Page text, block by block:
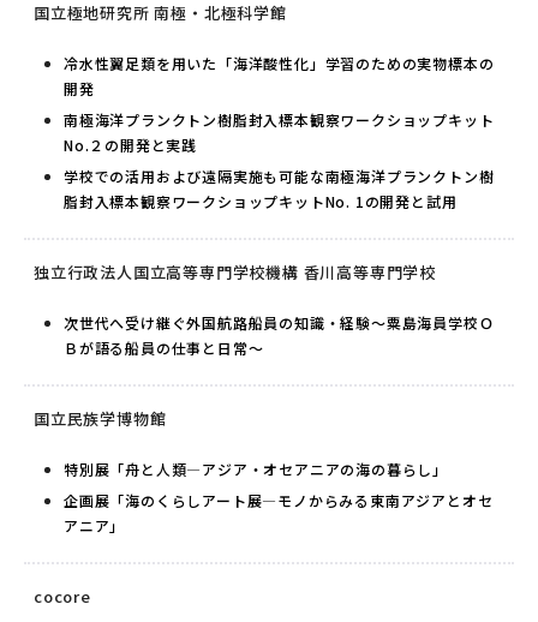
国立極地研究所 南極・北極科学館
冷水性翼足類を用いた「海洋酸性化」学習のための実物標本の
開発
南極海洋プランクトン樹脂封入標本観察ワークショップキット
No.２の開発と実践
学校での活用および遠隔実施も可能な南極海洋プランクトン樹
脂封入標本観察ワークショップキットNo. 1の開発と試用
独立行政法人国立高等専門学校機構 香川高等専門学校
次世代へ受け継ぐ外国航路船員の知識・経験～粟島海員学校Ｏ
Ｂが語る船員の仕事と日常～
国立民族学博物館
特別展「舟と人類―アジア・オセアニアの海の暮らし」
企画展「海のくらしアート展―モノからみる東南アジアとオセ
アニア」
cocore